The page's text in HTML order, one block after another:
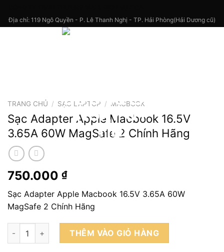
Địa chỉ: 119 Ngô Quyền - P. Lê Thanh Nghị - TP. Hải Phòng(Hải Dương cũ)
TRANG CHỦ / SẠC LAPTOP / MACBOOK
Sạc Adapter Apple Macbook 16.5V
3.65A 60W MagSafe 2 Chính Hãng
750.000 ₫
Sạc Adapter Apple Macbook 16.5V 3.65A 60W
MagSafe 2 Chính Hãng
Sạc Adapter Apple Macbook 16.5V 3.65A 60W MagSafe 2
THÊM VÀO GIỎ HÀNG